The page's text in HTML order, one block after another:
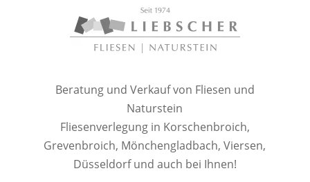
Beratung und Verkauf von Fliesen und
Naturstein
Fliesenverlegung in Korschenbroich,
Grevenbroich, Mönchengladbach, Viersen,
Düsseldorf und auch bei Ihnen!